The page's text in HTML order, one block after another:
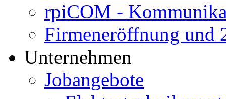
rpiCOM -
Firmeneröffnung und
Unternehmen
Jobangebote